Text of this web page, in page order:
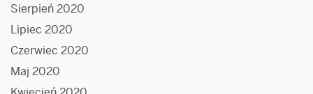
Sierpień 2020
Lipiec 2020
Czerwiec 2020
Maj 2020